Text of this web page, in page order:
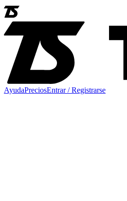
AyudaPreciosEntrar / Registrarse